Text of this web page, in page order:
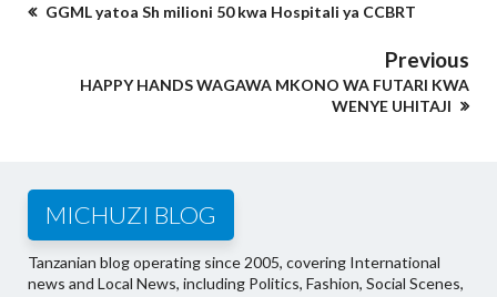
GGML yatoa Sh milioni 50 kwa Hospitali ya CCBRT
Previous
HAPPY HANDS WAGAWA MKONO WA FUTARI KWA
WENYE UHITAJI
MICHUZI BLOG
Tanzanian blog operating since 2005, covering International
news and Local News, including Politics, Fashion, Social Scenes,